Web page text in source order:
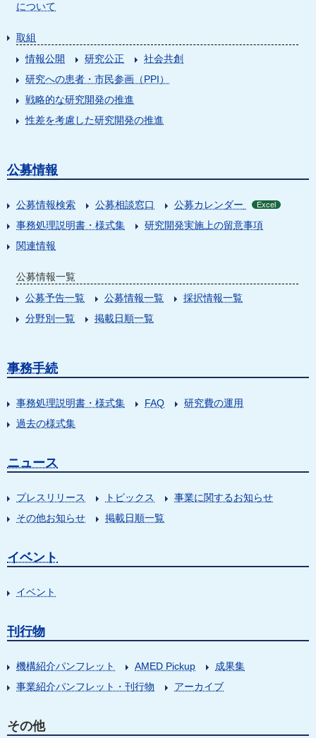
について
取組
情報公開
研究公正
社会共創
研究への患者・市民参画（PPI）
戦略的な研究開発の推進
性差を考慮した研究開発の推進
公募情報
公募情報検索 公募相談窓口 公募カレンダー Excel
事務処理説明書・様式集
研究開発実施上の留意事項
関連情報
公募情報一覧
公募予告一覧
公募情報一覧
採択情報一覧
分野別一覧
掲載日順一覧
事務手続
事務処理説明書・様式集 FAQ
研究費の運用
過去の様式集
ニュース
プレスリリース トピックス
事業に関するお知らせ
その他お知らせ
掲載日順一覧
イベント
イベント
刊行物
機構紹介パンフレット AMED Pickup
成果集
事業紹介パンフレット・刊行物
アーカイブ
その他